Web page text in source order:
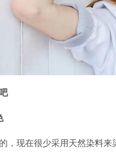
，现在很少采用天然染料